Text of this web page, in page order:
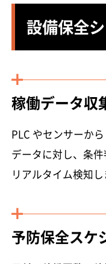
設備保全
稼働データ収
PLC やセンサーから
データに対し、条
リアルタイム検知し
予防保全スケ